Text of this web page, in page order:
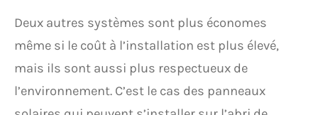
Deux autres systèmes sont plus économes
même si le coût à l’installation est plus élevé,
mais ils sont aussi plus respectueux de
l’environnement. C’est le cas des panneaux